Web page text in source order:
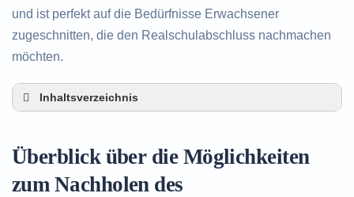
und ist perfekt auf die Bedürfnisse Erwachsener
zugeschnitten, die den Realschulabschluss nachmachen
möchten.
Inhaltsverzeichnis
Alternativen zum nachträglichen Erwerb des
Realschulabschlusses in Gaildorf
Überblick über die Möglichkeiten
zum Nachholen des